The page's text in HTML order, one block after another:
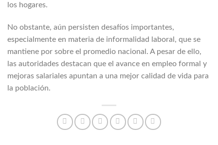
los hogares.
No obstante, aún persisten desafíos importantes,
especialmente en materia de informalidad laboral, que se
mantiene por sobre el promedio nacional. A pesar de ello,
las autoridades destacan que el avance en empleo formal y
mejoras salariales apuntan a una mejor calidad de vida para
la población.